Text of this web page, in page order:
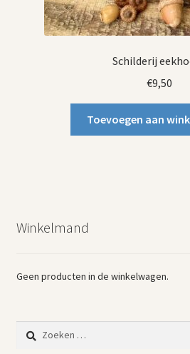
Schilderij
€9,50
Toevoegen aan
Winkelmand
Geen producten in de winkelwagen.
Zoeken
naar: